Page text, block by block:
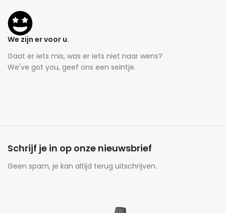
We zijn er voor u.
Gaat er iets mis, was er iets niet naar wens?
We've got you, geef ons een seintje.
Schrijf je in op onze nieuwsbrief
Geen spam, je kan altijd terug uitschrijven.